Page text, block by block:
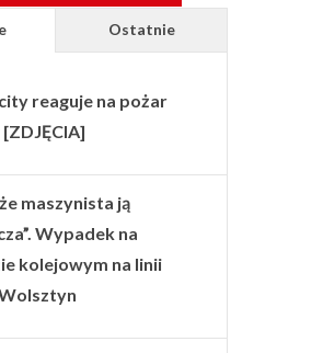
Ostatnie
reaguje na pożar
maszynista ją
Wypadek na
kolejowym na linii